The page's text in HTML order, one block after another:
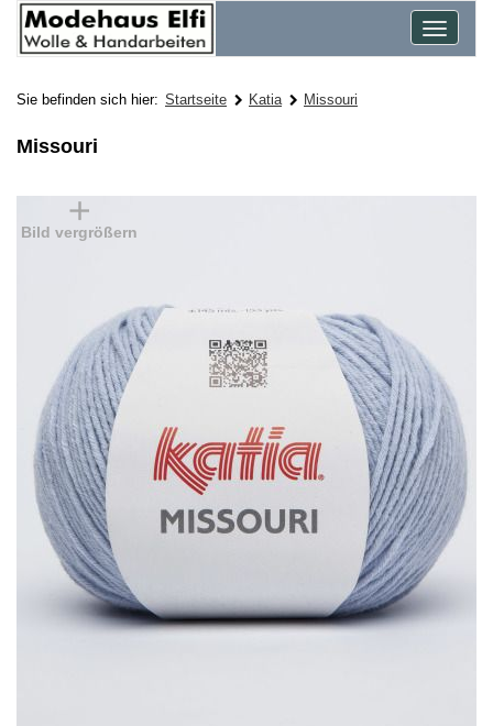
Toggle
Sie befinden sich hier: Startseite Katia Missouri
Missouri
Bild vergrößern